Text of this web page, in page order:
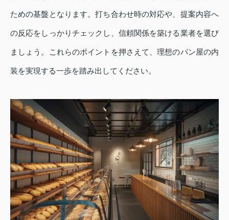
ための基盤となります。打ち合わせ時の対応や、提案内容へ
の反応をしっかりチェックし、信頼関係を築ける業者を選び
ましょう。これらのポイントを押さえて、理想のパン屋の内
装を実現する一歩を踏み出してください。